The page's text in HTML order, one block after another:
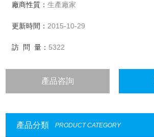
廠商性質：生產廠家
更新時間： 2015-10-29
訪 問 量： 5322
產品咨詢
產品分類 PRODUCT CATEGORY